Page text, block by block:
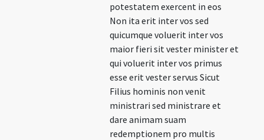
potestatem exercent in eos
Non ita erit inter vos sed
quicumque voluerit inter vos
maior fieri sit vester minister et
qui voluerit inter vos primus
esse erit vester servus Sicut
Filius hominis non venit
ministrari sed ministrare et
dare animam suam
redemptionem pro multis